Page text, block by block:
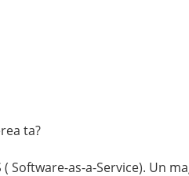
ta?
as-a-Service). Un